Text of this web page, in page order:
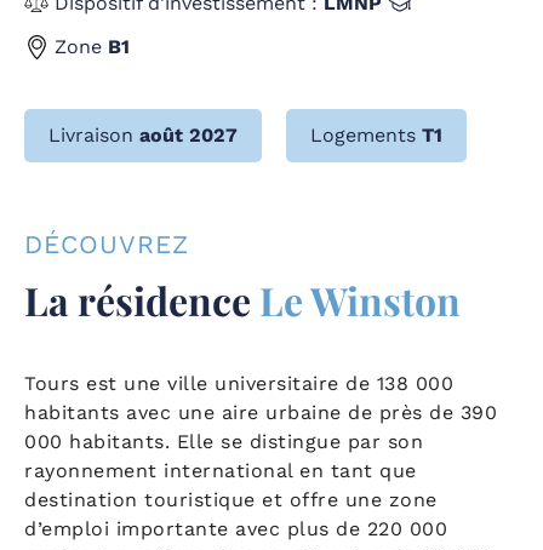
Zone B1
Livraison août 2027 Logements T1
DÉCOUVREZ
La résidence Le Winston
Tours est une ville universitaire de 138 000
habitants avec une aire urbaine de près de 390
000 habitants. Elle se distingue par son
rayonnement international en tant que
destination touristique et offre une zone
d’emploi importante avec plus de 220 000